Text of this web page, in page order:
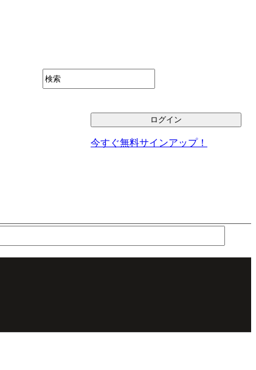
今すぐ無料サインアップ！